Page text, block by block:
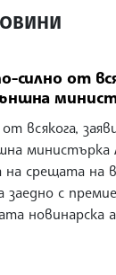
силно от
всякога,
министърка
срещата на
заедно с
новинарска